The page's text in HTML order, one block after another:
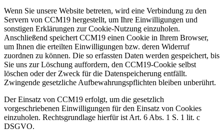
Wenn Sie unsere Website betreten, wird eine Verbindung zu den
Servern von CCM19 hergestellt, um Ihre Einwilligungen und
sonstigen Erklärungen zur Cookie-Nutzung einzuholen.
Anschließend speichert CCM19 einen Cookie in Ihrem Browser,
um Ihnen die erteilten Einwilligungen bzw. deren Widerruf
zuordnen zu können. Die so erfassten Daten werden gespeichert, bis
Sie uns zur Löschung auffordern, den CCM19-Cookie selbst
löschen oder der Zweck für die Datenspeicherung entfällt.
Zwingende gesetzliche Aufbewahrungspflichten bleiben unberührt.
Der Einsatz von CCM19 erfolgt, um die gesetzlich
vorgeschriebenen Einwilligungen für den Einsatz von Cookies
einzuholen. Rechtsgrundlage hierfür ist Art. 6 Abs. 1 S. 1 lit. c
DSGVO.